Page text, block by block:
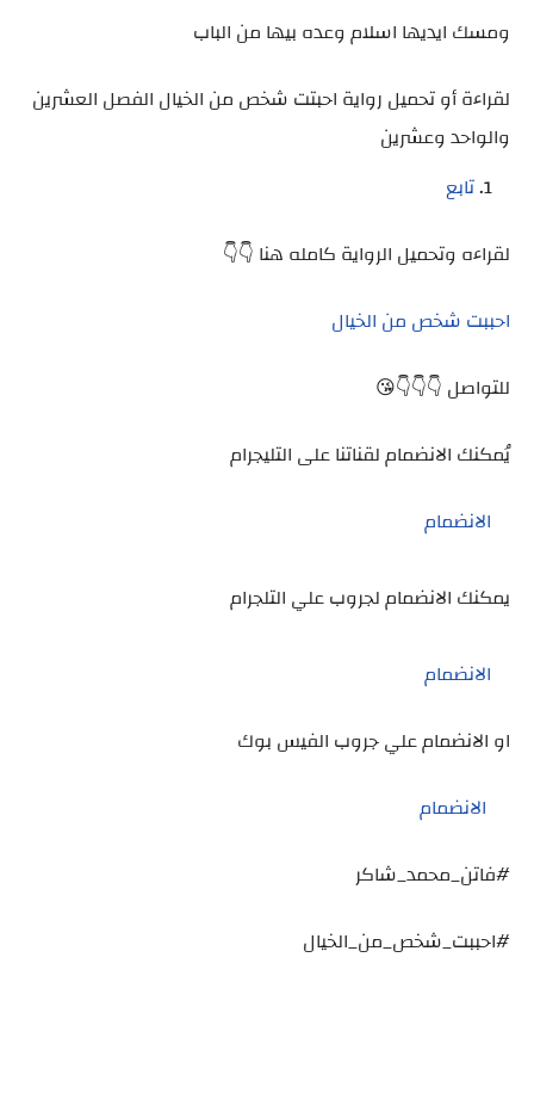
ومسك ايديها اسلام وعده بيها من الباب
لقراءة أو تحميل رواية احبتت شخص من الخيال الفصل العشرين
والواحد وعشرين
تابع
لقراءه وتحميل الرواية كامله هنا 👇👇
احببت شخص من الخيال
للتواصل 👇👇👇😘
يُمكنك الانضمام لقناتنا على التليجرام
الانضمام
يمكنك الانضمام لجروب علي التلجرام
الانضمام
او الانضمام علي جروب الفيس بوك
الانضمام
#فاتن_محمد_شاكر
#احببت_شخص_من_الخيال